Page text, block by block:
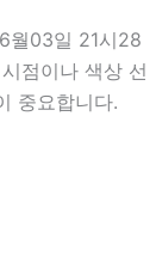
월03일 21시28
점이나 색상 선
중요합니다.